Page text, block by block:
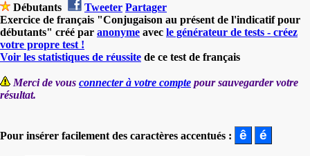
Débutants Tweeter Partager
Exercice de français "Conjugaison au présent de l'indicatif pour
débutants" créé par anonyme avec le générateur de tests - créez
votre propre test !
Voir les statistiques de réussite de ce test de français
Merci de vous connecter à votre compte pour sauvegarder votre
résultat.
Pour insérer facilement des caractères accentués :